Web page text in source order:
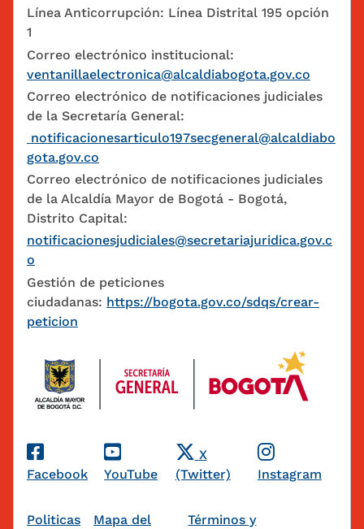
Línea Anticorrupción: Línea Distrital 195 opción
1
Correo electrónico institucional:
ventanillaelectronica@alcaldiabogota.gov.co
Correo electrónico de notificaciones judiciales
de la Secretaría General:
notificacionesarticulo197secgeneral@alcaldiabo
gota.gov.co
Correo electrónico de notificaciones judiciales
de la Alcaldía Mayor de Bogotá - Bogotá,
Distrito Capital:
notificacionesjudiciales@secretariajuridica.gov.c
o
Gestión de peticiones
ciudadanas: https://bogota.gov.co/sdqs/crear-
peticion
Redes Sociales
Facebook YouTube
X
(Twitter)
Instagram
Pie de página
Politicas Mapa del Términos y